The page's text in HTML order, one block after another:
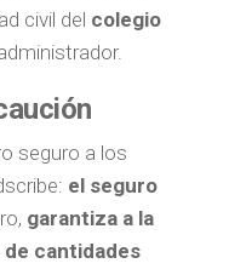
civil del colegio
seguro a los
el seguro
garantiza a la
cantidades